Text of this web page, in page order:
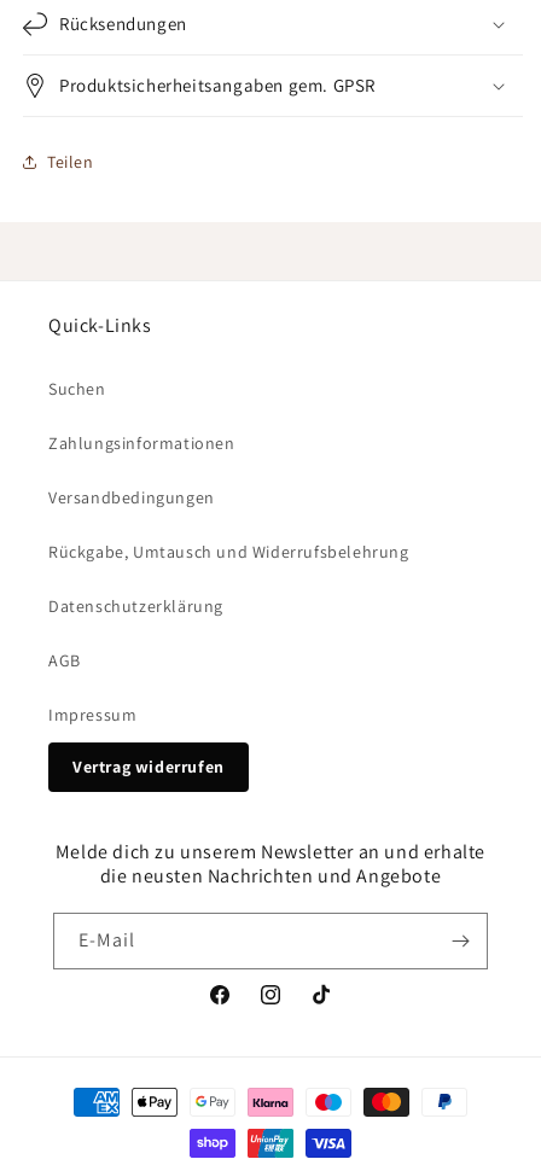
Rücksendungen
Produktsicherheitsangaben gem. GPSR
Teilen
Quick-Links
Suchen
Zahlungsinformationen
Versandbedingungen
Rückgabe, Umtausch und Widerrufsbelehrung
Datenschutzerklärung
AGB
Impressum
Vertrag widerrufen
Melde dich zu unserem Newsletter an und erhalte
die neusten Nachrichten und Angebote
E-Mail
FacebookInstagramTikTok
Zahlungsmethoden